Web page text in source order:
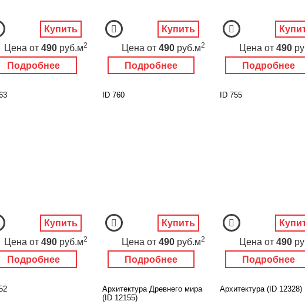
Подробнее
Цена от 490 руб.м2
Купить
Подробнее
Цена от 490 руб.м2
Купить
Подробнее
Цена от 490
Подробнее
Цена от 490 руб.м2
Купить
ID 760
Подробнее
Цена от 490 руб.м2
Купить
ID 755
Подробнее
Цена от 490
Архитектура Древнего мира
(ID 12155)
Архитектура (ID 12328)